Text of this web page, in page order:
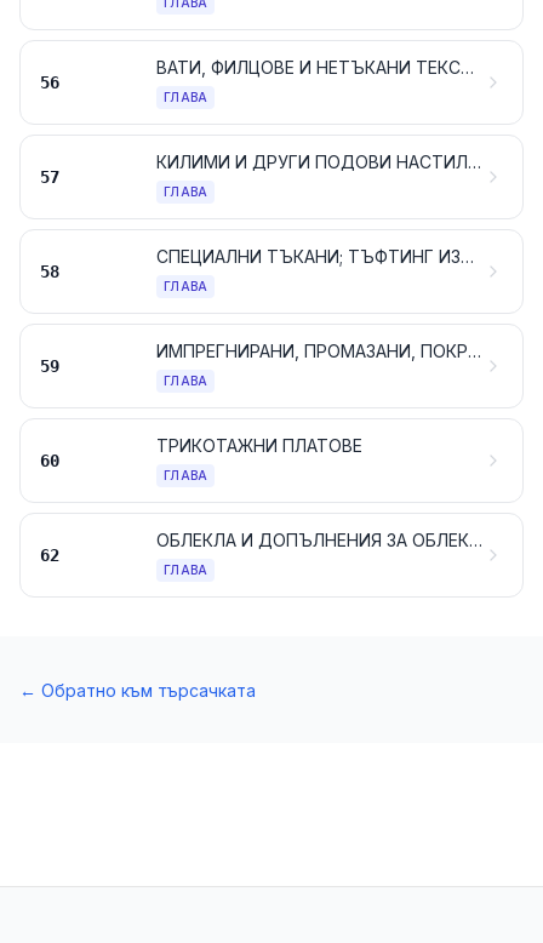
56
ВАТИ, ФИЛЦОВЕ И НЕТЪКАНИ ТЕКСТИЛНИ МАТЕРИАЛИ; СПЕЦИАЛНИ ПРЕЖДИ; КАНАПИ, ВЪЖЕТА И ДЕБЕЛИ ВЪЖЕТА; АРТИКУЛИ НА ВЪЖАРСТВОТО
ГЛАВА
57
КИЛИМИ И ДРУГИ ПОДОВИ НАСТИЛКИ ОТ ТЕКСТИЛНИ МАТЕРИАЛИ
ГЛАВА
58
СПЕЦИАЛНИ ТЪКАНИ; ТЪФТИНГ ИЗДЕЛИЯ; ДАНТЕЛИ; ГОБЛЕНИ; ПАСМАНТЕРИЯ; БРОДЕРИИ
ГЛАВА
59
ИМПРЕГНИРАНИ, ПРОМАЗАНИ, ПОКРИТИ ИЛИ ЛАМИНИРАНИ ТЪКАНИ; ТЕХНИЧЕСКИ АРТИКУЛИ ОТ ТЕКСТИЛНИ МАТЕРИАЛИ
ГЛАВА
60
ТРИКОТАЖНИ ПЛАТОВЕ
ГЛАВА
62
ОБЛЕКЛА И ДОПЪЛНЕНИЯ ЗА ОБЛЕКЛАТА, РАЗЛИЧНИ ОТ ТРИКОТАЖНИТЕ ИЛИ ПЛЕТЕНИТЕ
ГЛАВА
← Обратно към търсачката